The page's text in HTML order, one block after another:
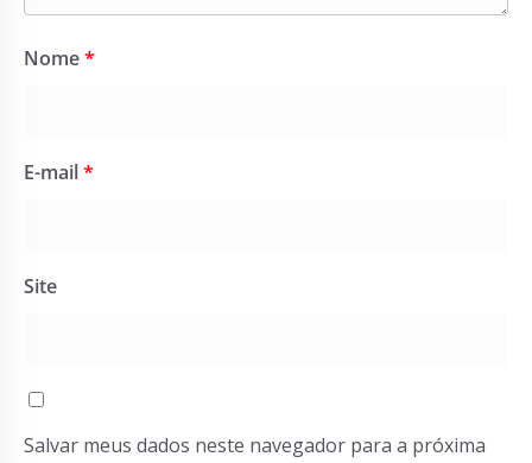
Nome*
E-mail*
Site
Salvar meus dados neste navegador para a próxima